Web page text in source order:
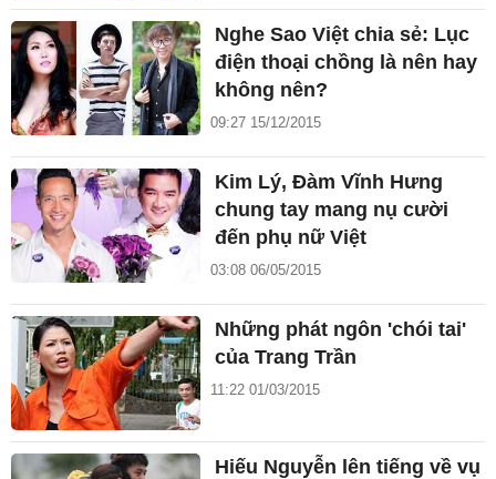
Nghe Sao Việt chia sẻ: Lục
điện thoại chồng là nên hay
không nên?
09:27 15/12/2015
Kim Lý, Đàm Vĩnh Hưng
chung tay mang nụ cười
đến phụ nữ Việt
03:08 06/05/2015
Những phát ngôn 'chói tai'
của Trang Trần
11:22 01/03/2015
Hiếu Nguyễn lên tiếng về vụ